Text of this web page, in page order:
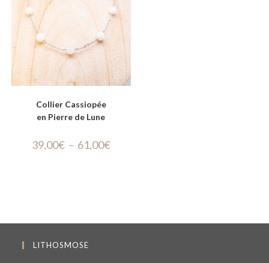
Collier Cassiopée
en Pierre de Lune
39,00€ – 61,00€
LITHOSMOSE